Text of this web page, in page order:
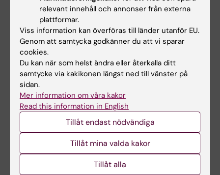
att bli godkänd på kursen måste studenten få
minst betyget E på båda de individuella
inlämningsuppgifterna, och godkänd på
grupparbetet. Slutbetyget på kursen är en
sammanvägning av betygen på de två
inlämningsuppgifterna.
Begränsning av antal provtillfällen
Antal provtillfällen framgår av avtal för
uppdragsutbildning. Som provtillfälle räknas
de gånger studenten deltagit i ett och samma
prov. Inlämning av blank
relevant innehåll och annonser från externa
plattformar.
Viss information kan överföras till länder utanför EU.
Genom att samtycka godkänner du att vi sparar
cookies.
Du kan när som helst ändra eller återkalla ditt
samtycke via kakikonen längst ned till vänster på
sidan.
Mer information om våra kakor
Read this information in English
Tillåt endast nödvändiga
Tillåt mina valda kakor
Tillåt alla